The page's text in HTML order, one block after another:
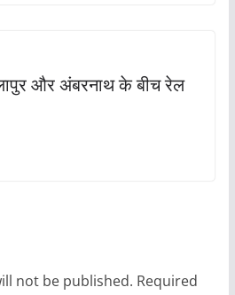
और अंबरनाथ के बीच रेल
not be published. Required